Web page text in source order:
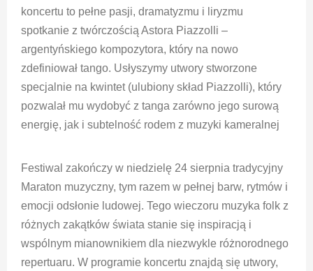
koncertu to pełne pasji, dramatyzmu i liryzmu
spotkanie z twórczością Astora Piazzolli –
argentyńskiego kompozytora, który na nowo
zdefiniował tango. Usłyszymy utwory stworzone
specjalnie na kwintet (ulubiony skład Piazzolli), który
pozwalał mu wydobyć z tanga zarówno jego surową
energię, jak i subtelność rodem z muzyki kameralnej
Festiwal zakończy w niedzielę 24 sierpnia tradycyjny
Maraton muzyczny, tym razem w pełnej barw, rytmów i
emocji odsłonie ludowej. Tego wieczoru muzyka folk z
różnych zakątków świata stanie się inspiracją i
wspólnym mianownikiem dla niezwykle różnorodnego
repertuaru. W programie koncertu znajdą się utwory,